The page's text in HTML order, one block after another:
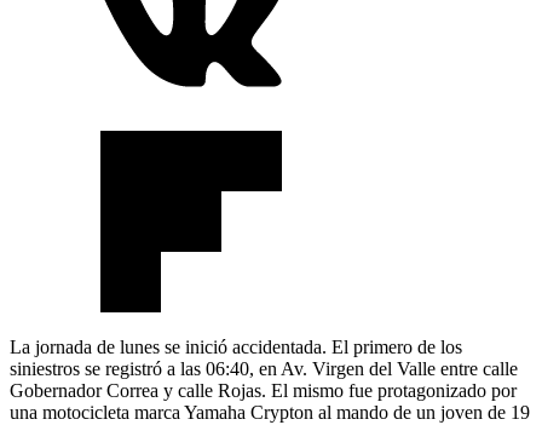
La jornada de lunes se inició accidentada. El primero de los
siniestros se registró a las 06:40, en Av. Virgen del Valle entre calle
Gobernador Correa y calle Rojas. El mismo fue protagonizado por
una motocicleta marca Yamaha Crypton al mando de un joven de 19